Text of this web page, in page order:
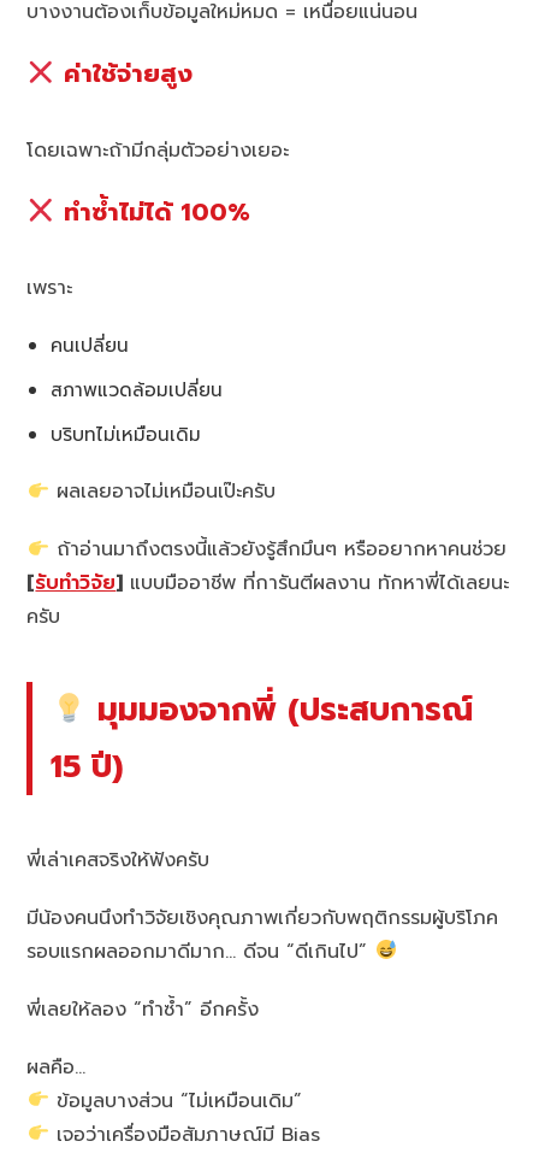
บางงานต้องเก็บข้อมูลใหม่หมด = เหนื่อยแน่นอน
ค่าใช้จ่ายสูง
โดยเฉพาะถ้ามีกลุ่มตัวอย่างเยอะ
ทำซ้ำไม่ได้ 100%
เพราะ
คนเปลี่ยน
สภาพแวดล้อมเปลี่ยน
บริบทไม่เหมือนเดิม
ผลเลยอาจไม่เหมือนเป๊ะครับ
ถ้าอ่านมาถึงตรงนี้แล้วยังรู้สึกมึนๆ หรืออยากหาคนช่วย
[รับทำวิจัย] แบบมืออาชีพ ที่การันตีผลงาน ทักหาพี่ได้เลยนะ
ครับ
มุมมองจากพี่ (ประสบการณ์
15 ปี)
พี่เล่าเคสจริงให้ฟังครับ
มีน้องคนนึงทำวิจัยเชิงคุณภาพเกี่ยวกับพฤติกรรมผู้บริโภค
รอบแรกผลออกมาดีมาก… ดีจน “ดีเกินไป”
พี่เลยให้ลอง “ทำซ้ำ” อีกครั้ง
ผลคือ…
ข้อมูลบางส่วน “ไม่เหมือนเดิม”
เจอว่าเครื่องมือสัมภาษณ์มี Bias